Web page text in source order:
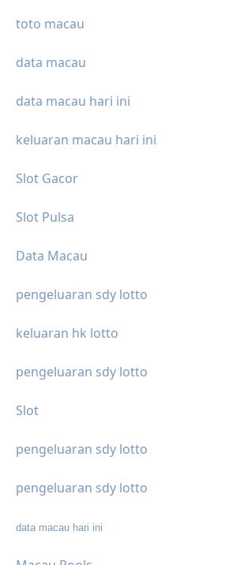
toto macau
data macau
data macau hari ini
keluaran macau hari ini
Slot Gacor
Slot Pulsa
Data Macau
pengeluaran sdy lotto
keluaran hk lotto
pengeluaran sdy lotto
Slot
pengeluaran sdy lotto
pengeluaran sdy lotto
data macau hari ini